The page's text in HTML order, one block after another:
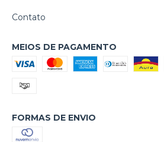
Contato
MEIOS DE PAGAMENTO
FORMAS DE ENVIO